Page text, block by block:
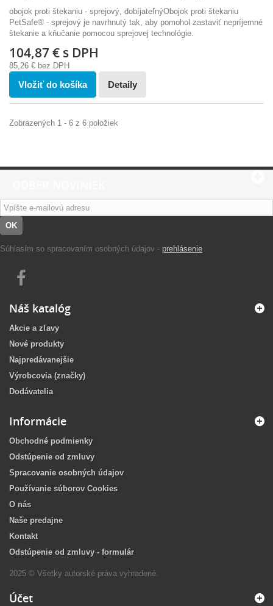
obojok proti štekaniu - sprejový, dobíjateľnýObojok proti štekaniu
PetSafe® - sprejový je navrhnutý tak, aby pomohol zastaviť nepríjemné
štekanie a kňučanie pomocou sprejovej technológie.
104,87 € s DPH
85,26 € bez DPH
Vložiť do košíka Detaily
Zobrazených 1 - 6 z 6 položiek
OK
Súhlasím so spracovaním osobných údajov - prehlásenie
Náš katalóg
Akcie a zľavy
Nové produkty
Najpredávanejšie
Výrobcovia (značky)
Dodávatelia
Informácie
Obchodné podmienky
Odstúpenie od zmluvy
Spracovanie osobných údajov
Používanie súborov Cookies
O nás
Naše predajne
Kontakt
Odstúpenie od zmluvy - formulár
2025 © Všetky autorské práva vyhradené.
Účet